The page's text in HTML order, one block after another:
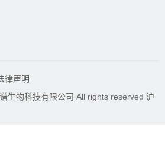
律声明
生物科技有限公司 All rights reserved沪